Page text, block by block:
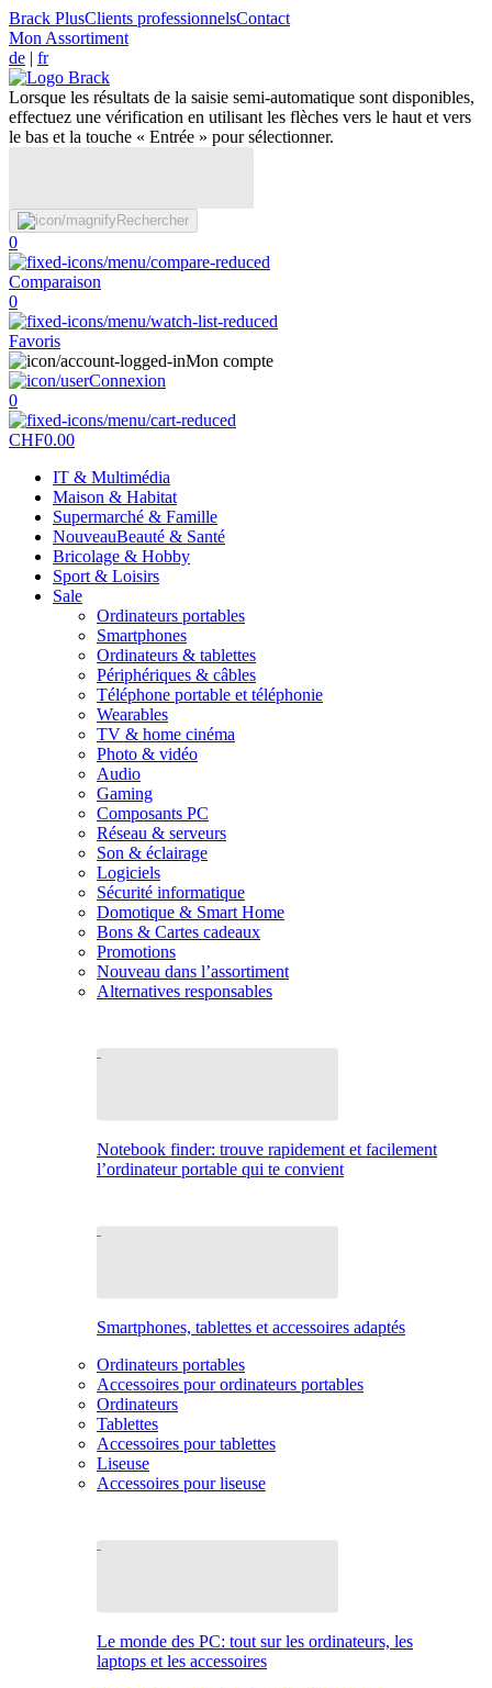
Brack PlusClients professionnelsContact
Mon Assortiment
de | fr
Lorsque les résultats de la saisie semi-automatique sont disponibles,
effectuez une vérification en utilisant les flèches vers le haut et vers
le bas et la touche « Entrée » pour sélectionner.
Rechercher
0
Comparaison
0
Favoris
Mon compte
Connexion
0
CHF0.00
IT & Multimédia
Maison & Habitat
Supermarché & Famille
NouveauBeauté & Santé
Bricolage & Hobby
Sport & Loisirs
Sale
Ordinateurs portables
Smartphones
Ordinateurs & tablettes
Périphériques & câbles
Téléphone portable et téléphonie
Wearables
TV & home cinéma
Photo & vidéo
Audio
Gaming
Composants PC
Réseau & serveurs
Son & éclairage
Logiciels
Sécurité informatique
Domotique & Smart Home
Bons & Cartes cadeaux
Promotions
Nouveau dans l’assortiment
Alternatives responsables
Notebook finder: trouve rapidement et facilement
l’ordinateur portable qui te convient
Smartphones, tablettes et accessoires adaptés
Ordinateurs portables
Accessoires pour ordinateurs portables
Ordinateurs
Tablettes
Accessoires pour tablettes
Liseuse
Accessoires pour liseuse
Le monde des PC: tout sur les ordinateurs, les
laptops et les accessoires